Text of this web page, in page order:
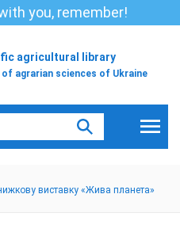
you, remember!
agricultural library
agrarian sciences of Ukraine
виставку «Жива планета»